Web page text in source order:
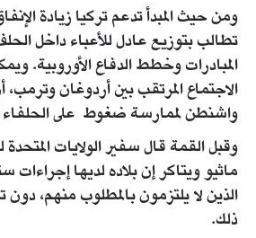
ومن حيث المبدأ تدعم تركيا زيادة
تطالب بتوزيع عادل للأعباء داخل
المبادرات وخطط الدفاع الأوروبية.
الاجتماع المرتقب بين أردوغان
واشنطن لممارسة ضغوط على الحلفاء
وقبل القمة قال سفير الولايات
ماثيو ويتاكر إن بلاده لديها
الذين لا يلتزمون بالمطلوب منهم،
ذلك.